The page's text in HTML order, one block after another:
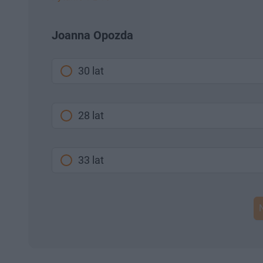
Joanna Opozda
30 lat
28 lat
33 lat